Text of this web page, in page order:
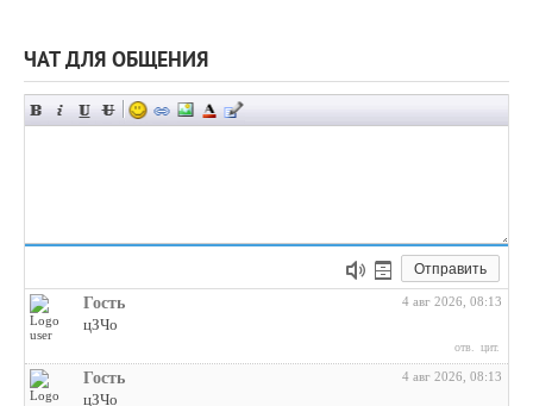
ЧАТ ДЛЯ ОБЩЕНИЯ
Отправить
Гость 4 авг 2026, 08:13
цЗЧо
отв. цит.
Гость 4 авг 2026, 08:13
цЗЧо